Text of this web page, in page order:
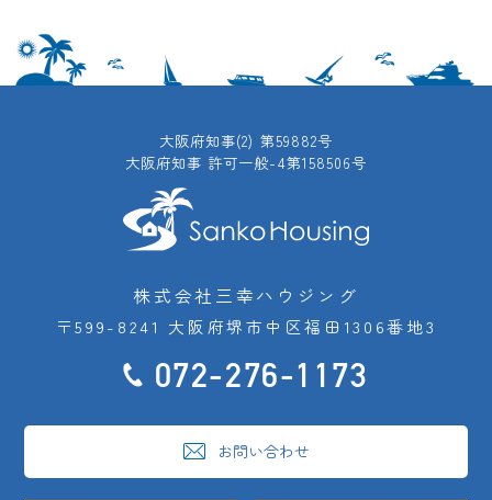
大阪府知事(2) 第59882号
大阪府知事 許可一般-4第158506号
株式会社三幸ハウジング
〒599-8241 大阪府堺市中区福田1306番地3
072-276-1173
お問い合わせ